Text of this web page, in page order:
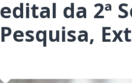
edital da 2ª
Pesquisa,